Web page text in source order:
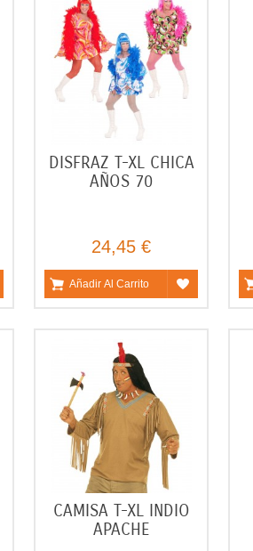
DISFRAZ T-XL CHICA
AÑOS 70
24,45 €
Añadir Al Carrito
CAMISA T-XL INDIO
APACHE